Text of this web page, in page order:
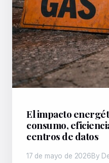
El impacto
consumo,
centros de datos
17 de mayo de 2026By